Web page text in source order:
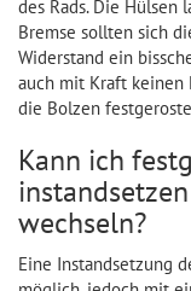
des Rads. Die Hülsen
Bremse sollten sich
Widerstand ein
auch mit Kraft
die Bolzen
Kann ich
wechseln?
Eine Instandsetzung